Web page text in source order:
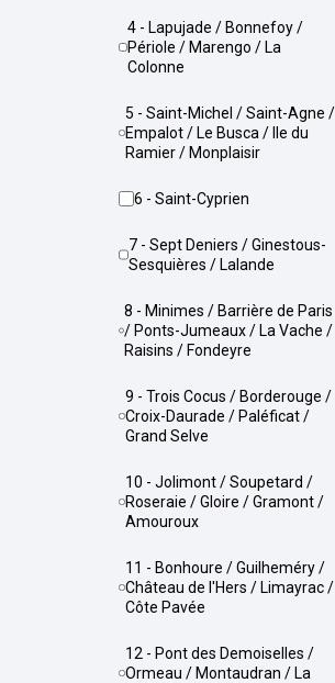
4 - Lapujade / Bonnefoy /
Périole / Marengo / La
Colonne
5 - Saint-Michel / Saint-Agne /
Empalot / Le Busca / Ile du
Ramier / Monplaisir
6 - Saint-Cyprien
7 - Sept Deniers / Ginestous-
Sesquières / Lalande
8 - Minimes / Barrière de Paris
/ Ponts-Jumeaux / La Vache /
Raisins / Fondeyre
9 - Trois Cocus / Borderouge /
Croix-Daurade / Paléficat /
Grand Selve
10 - Jolimont / Soupetard /
Roseraie / Gloire / Gramont /
Amouroux
11 - Bonhoure / Guilheméry /
Château de l'Hers / Limayrac /
Côte Pavée
12 - Pont des Demoiselles /
Ormeau / Montaudran / La